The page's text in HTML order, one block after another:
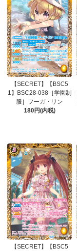
【SECRET】【BSC5
1】BSC28-038［学園制
服］フーガ・リン
180円(内税)
【SECRET】【BSC5